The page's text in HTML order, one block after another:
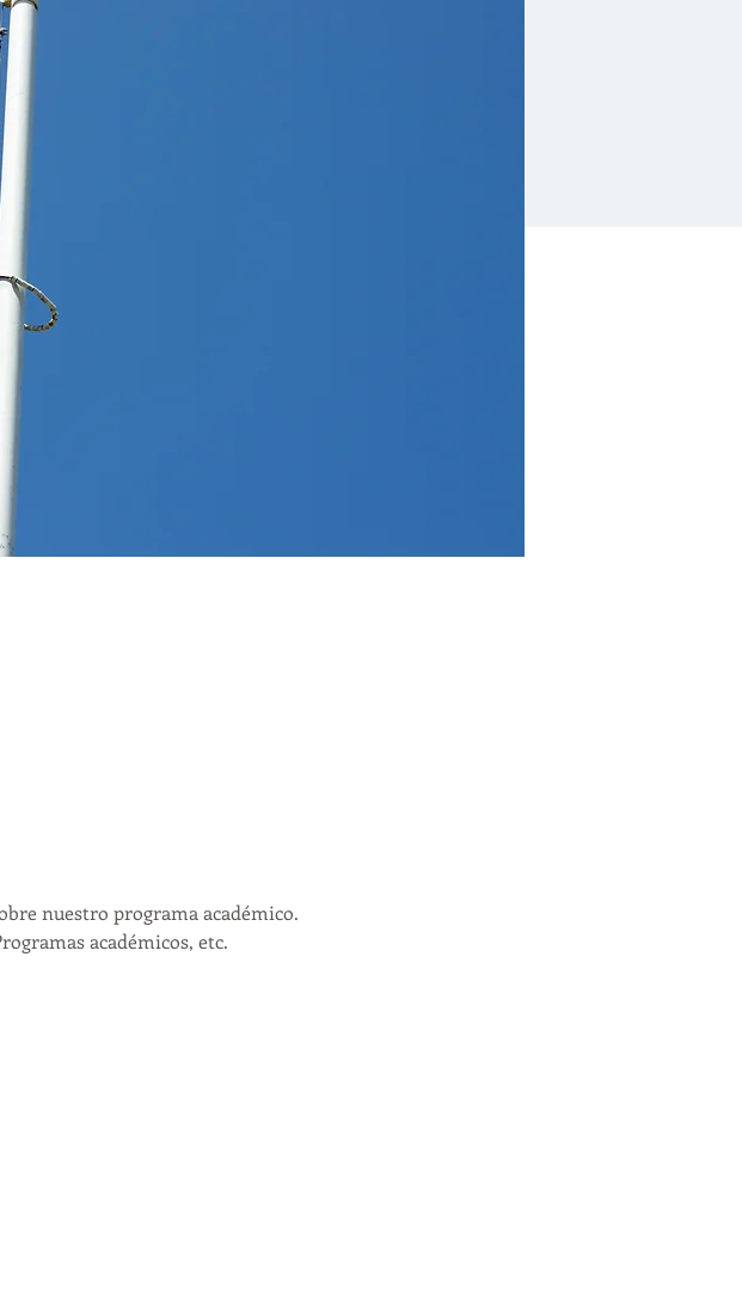
nuestro programa académico.
académicos, etc.